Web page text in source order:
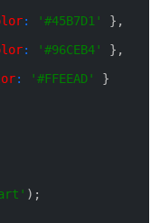
: '#45B7D1' } ,
: '#96CEB4' } ,
: '#FFEEAD'
}
) ;